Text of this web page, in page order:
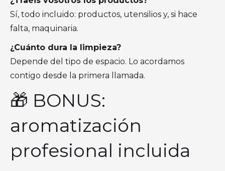
Sí, todo incluido: productos, utensilios y, si hace
falta, maquinaria.
¿Cuánto dura la limpieza?
Depende del tipo de espacio. Lo acordamos
contigo desde la primera llamada.
🎁 BONUS:
aromatización
profesional incluida